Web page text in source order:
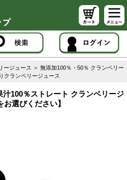
ージュース ＞ 無添加100％・50％ クランベリー
クランベリージュース
100％ストレート クランベリージ
選びください】